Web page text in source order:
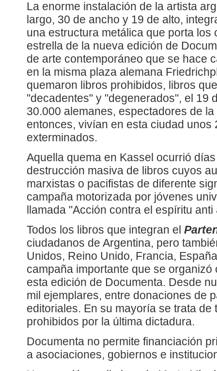
La enorme instalación de la artista
largo, 30 de ancho y 19 de alto,
una estructura metálica que porta los
estrella de la nueva edición de
de arte contemporáneo que se hace
en la misma plaza alemana
quemaron libros prohibidos, libros
"decadentes" y "degenerados", el 19
30.000 alemanes, espectadores de
entonces, vivían en esta ciudad unos
exterminados.
Aquella quema en Kassel ocurrió
destrucción masiva de libros cuyos
marxistas o pacifistas de diferente
campaña motorizada por jóvenes
llamada "Acción contra el espíritu anti
Todos los libros que integran el
ciudadanos de Argentina, pero
Unidos, Reino Unido, Francia,
campaña importante que se
esta edición de Documenta. Desde
mil ejemplares, entre donaciones de
editoriales. En su mayoría se trata de
prohibidos por la última dictadura.
Documenta no permite financiación
a asociaciones, gobiernos e